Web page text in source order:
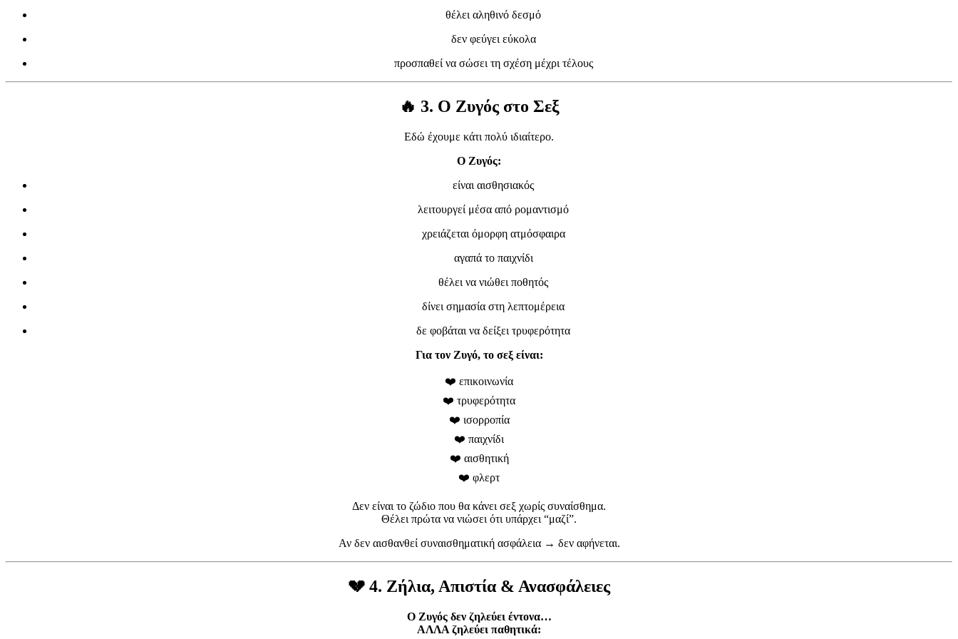
θέλει αληθινό δεσμό
δεν φεύγει εύκολα
προσπαθεί να σώσει τη σχέση μέχρι τέλους
🔥 3. Ο Ζυγός στο Σεξ
Εδώ έχουμε κάτι πολύ ιδιαίτερο.
Ο Ζυγός:
είναι αισθησιακός
λειτουργεί μέσα από ρομαντισμό
χρειάζεται όμορφη ατμόσφαιρα
αγαπά το παιχνίδι
θέλει να νιώθει ποθητός
δίνει σημασία στη λεπτομέρεια
δε φοβάται να δείξει τρυφερότητα
Για τον Ζυγό, το σεξ είναι:
❤️ επικοινωνία
❤️ τρυφερότητα
❤️ ισορροπία
❤️ παιχνίδι
❤️ αισθητική
❤️ φλερτ
Δεν είναι το ζώδιο που θα κάνει σεξ χωρίς συναίσθημα.
Θέλει πρώτα να νιώσει ότι υπάρχει “μαζί”.
Αν δεν αισθανθεί συναισθηματική ασφάλεια → δεν αφήνεται.
💔 4. Ζήλια, Απιστία & Ανασφάλειες
Ο Ζυγός δεν ζηλεύει έντονα…
ΑΛΛΑ ζηλεύει παθητικά: